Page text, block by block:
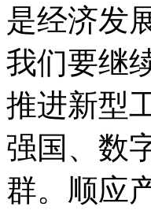
是经济发
我们要继
推进新型
强国、数
群。顺应